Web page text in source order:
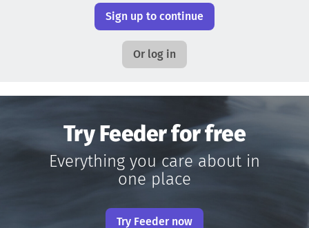
Sign up to continue
Or log in
Try Feeder for free
Everything you care about in
one place
Try Feeder now